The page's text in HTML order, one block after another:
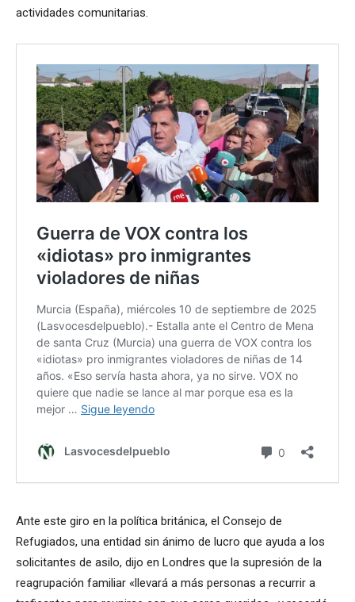
actividades comunitarias.
Ante este giro en la política británica, el Consejo de
Refugiados, una entidad sin ánimo de lucro que ayuda a los
solicitantes de asilo, dijo en Londres que la supresión de la
reagrupación familiar «llevará a más personas a recurrir a